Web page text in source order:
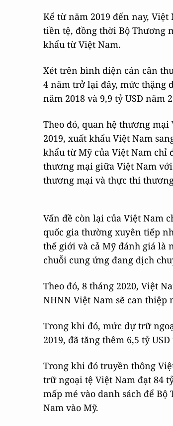
Kể từ năm 2019 đến nay,
tiền tệ, đồng thời Bộ Thương
khẩu từ Việt Nam.
Xét trên bình diện cán cân
4 năm trở lại đây, mức thặng
năm 2018 và 9,9 tỷ USD năm
Theo đó, quan hệ thương
2019, xuất khẩu Việt Nam
khẩu từ Mỹ của Việt Nam chỉ
thương mại giữa Việt Nam
thương mại và thực thi
Vấn đề còn lại của Việt Nam
quốc gia thường xuyên tiếp
thế giới và cả Mỹ đánh giá là
chuỗi cung ứng đang dịch
Theo đó, 8 tháng 2020, Việt
NHNN Việt Nam sẽ can
Trong khi đó, mức dự trữ
2019, đã tăng thêm 6,5 tỷ
Trong khi đó truyền thông
trữ ngoại tệ Việt Nam đạt 84
mấp mé vào danh sách để
Nam vào Mỹ.